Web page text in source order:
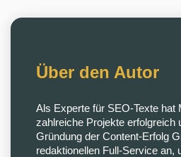
Über den Autor
Als Experte für SEO-Texte hat
zahlreiche Projekte erfolgreich
Gründung der Content-Erfolg
redaktionellen Full-Service an,